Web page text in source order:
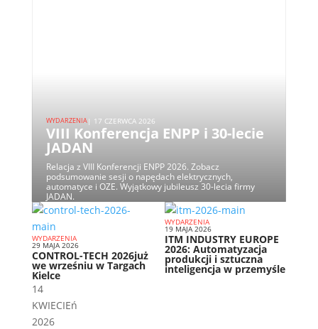
WYDARZENIA| 17 CZERWCA 2026
VIII Konferencja ENPP i 30-lecie
JADAN
Relacja z VIII Konferencji ENPP 2026. Zobacz
podsumowanie sesji o napędach elektrycznych,
automatyce i OZE. Wyjątkowy jubileusz 30-lecia firmy
JADAN.
WYDARZENIA
29 MAJA 2026
CONTROL-TECH 2026już
we wrześniu w Targach
Kielce
WYDARZENIA
19 MAJA 2026
ITM INDUSTRY EUROPE
2026: Automatyzacja
produkcji i sztuczna
inteligencja w przemyśle
14
KWIECIEń
2026